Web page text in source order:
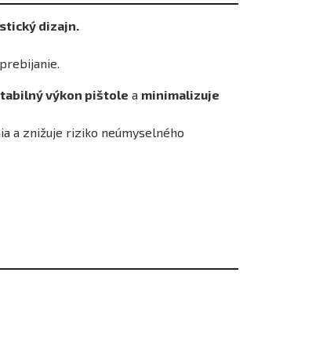
dizajn.
výkon pištole a minimalizuje
a znižuje riziko neúmyselného